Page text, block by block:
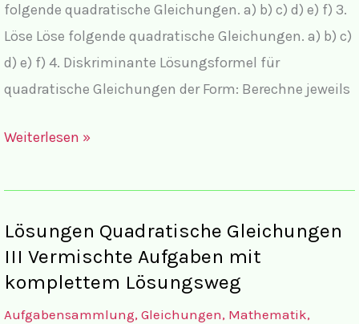
folgende quadratische Gleichungen. a) b) c) d) e) f) 3.
Löse Löse folgende quadratische Gleichungen. a) b) c)
d) e) f) 4. Diskriminante Lösungsformel für
quadratische Gleichungen der Form: Berechne jeweils
Aufgaben
Gleichungen
Vermischte
Aufgaben
Weiterlesen »
Lösungen Quadratische Gleichungen
III Vermischte Aufgaben mit
komplettem Lösungsweg
Aufgabensammlung, Gleichungen, Mathematik,